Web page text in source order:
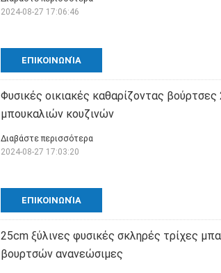
ΕΠΙΚΟΙΝΩΝΊΑ
2024-08-27 17:06:46
Φυσικές οικιακές καθαρίζοντας
μπουκαλιών κουζινών
ΕΠΙΚΟΙΝΩΝΊΑ
Διαβάστε περισσότερα
2024-08-27 17:03:20
25cm ξύλινες φυσικές σκληρές τρίχες
βουρτσών ανανεώσιμες